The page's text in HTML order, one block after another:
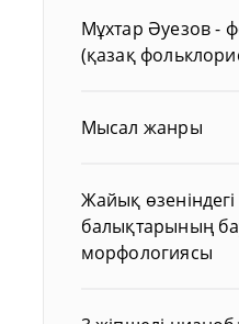
Мұхтар Әуезов -
(қазақ
Мысал жанры
Жайық
балықтарының
морфологиясы